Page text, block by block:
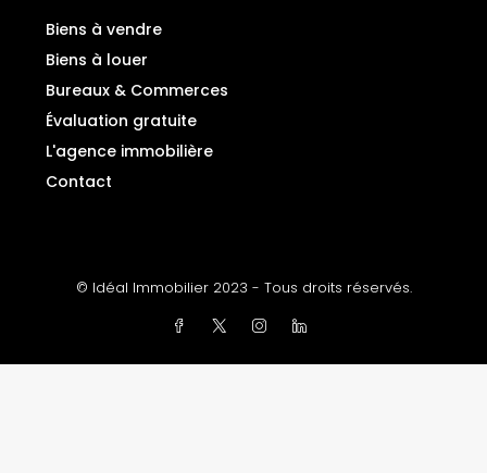
Biens à vendre
Biens à louer
Bureaux & Commerces
Évaluation gratuite
L'agence immobilière
Contact
© Idéal Immobilier 2023 - Tous droits réservés.